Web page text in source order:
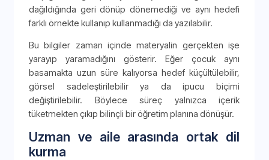
dağıldığında geri dönüp dönemediği ve aynı hedefi
farklı örnekte kullanıp kullanmadığı da yazılabilir.
Bu bilgiler zaman içinde materyalin gerçekten işe
yarayıp yaramadığını gösterir. Eğer çocuk aynı
basamakta uzun süre kalıyorsa hedef küçültülebilir,
görsel sadeleştirilebilir ya da ipucu biçimi
değiştirilebilir. Böylece süreç yalnızca içerik
tüketmekten çıkıp bilinçli bir öğretim planına dönüşür.
Uzman ve aile arasında ortak dil
kurma